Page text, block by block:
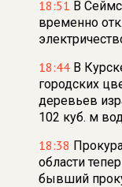
18:51 В
временно
18:44 В
городских
деревьев
102 куб. м
18:38
области
бывший